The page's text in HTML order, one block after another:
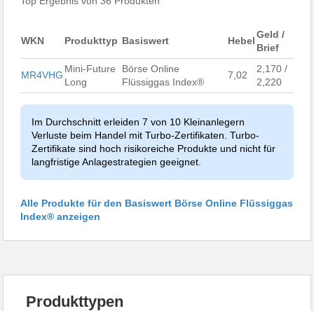
WKN Produkttyp Basiswert Hebel
Geld /
Brief
MR4VHG
Mini-Future
Long
Börse Online
Flüssiggas Index®
7,02
2,170 /
2,220
Im Durchschnitt erleiden 7 von 10 Kleinanlegern
Verluste beim Handel mit Turbo-Zertifikaten. Turbo-
Zertifikate sind hoch risikoreiche Produkte und nicht für
langfristige Anlagestrategien geeignet.
Alle Produkte für den Basiswert Börse Online Flüssiggas
Index® anzeigen
Produkttypen